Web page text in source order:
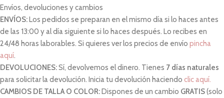
Envíos, devoluciones y cambios
ENVÍOS:Los pedidos se preparan en el mismo día si lo haces antes
de las 13:00 y al día siguiente si lo haces después. Lo recibes en
24/48 horas laborables. Si quieres ver los precios de envío pincha
aquí.
DEVOLUCIONES:Sí, devolvemos el dinero. Tienes 7 días naturales
para solicitar la devolución. Inicia tu devolución haciendo clic aquí.
CAMBIOS DE TALLA O COLOR:Dispones de un cambio GRATIS(solo